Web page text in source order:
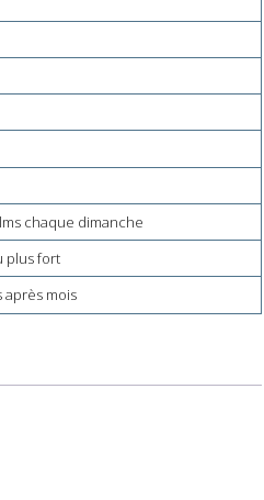
chaque dimanche
plus fort
après mois